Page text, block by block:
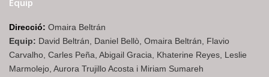
Equip
Direcció: Omaira Beltrán
Equip: David Beltrán, Daniel Bellò, Omaira Beltrán, Flavio
Carvalho, Carles Peña, Abigail Gracia, Khaterine Reyes, Leslie
Marmolejo, Aurora Trujillo Acosta i Miriam Sumareh